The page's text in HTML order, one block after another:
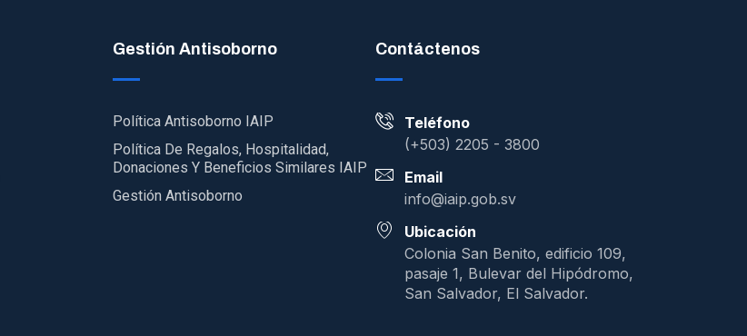
Gestión Antisoborno
Política Antisoborno IAIP
Política De Regalos, Hospitalidad,
Donaciones Y Beneficios Similares IAIP
Gestión Antisoborno
Contáctenos
Teléfono
(+503) 2205 - 3800
Email
info@iaip.gob.sv
Ubicación
Colonia San Benito, edificio 109,
pasaje 1, Bulevar del Hipódromo,
San Salvador, El Salvador.